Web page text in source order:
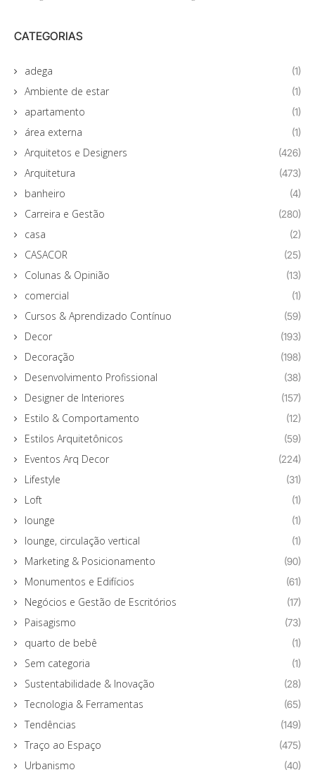
CATEGORIAS
adega (1)
Ambiente de estar (1)
apartamento (1)
área externa (1)
Arquitetos e Designers (426)
Arquitetura (473)
banheiro (4)
Carreira e Gestão (280)
casa (2)
CASACOR (25)
Colunas & Opinião (13)
comercial (1)
Cursos & Aprendizado Contínuo (59)
Decor (193)
Decoração (198)
Desenvolvimento Profissional (38)
Designer de Interiores (157)
Estilo & Comportamento (12)
Estilos Arquitetônicos (59)
Eventos Arq Decor (224)
Lifestyle (31)
Loft (1)
lounge (1)
lounge, circulação vertical (1)
Marketing & Posicionamento (90)
Monumentos e Edifícios (61)
Negócios e Gestão de Escritórios (17)
Paisagismo (73)
quarto de bebê (1)
Sem categoria (1)
Sustentabilidade & Inovação (28)
Tecnologia & Ferramentas (65)
Tendências (149)
Traço ao Espaço (475)
Urbanismo (40)